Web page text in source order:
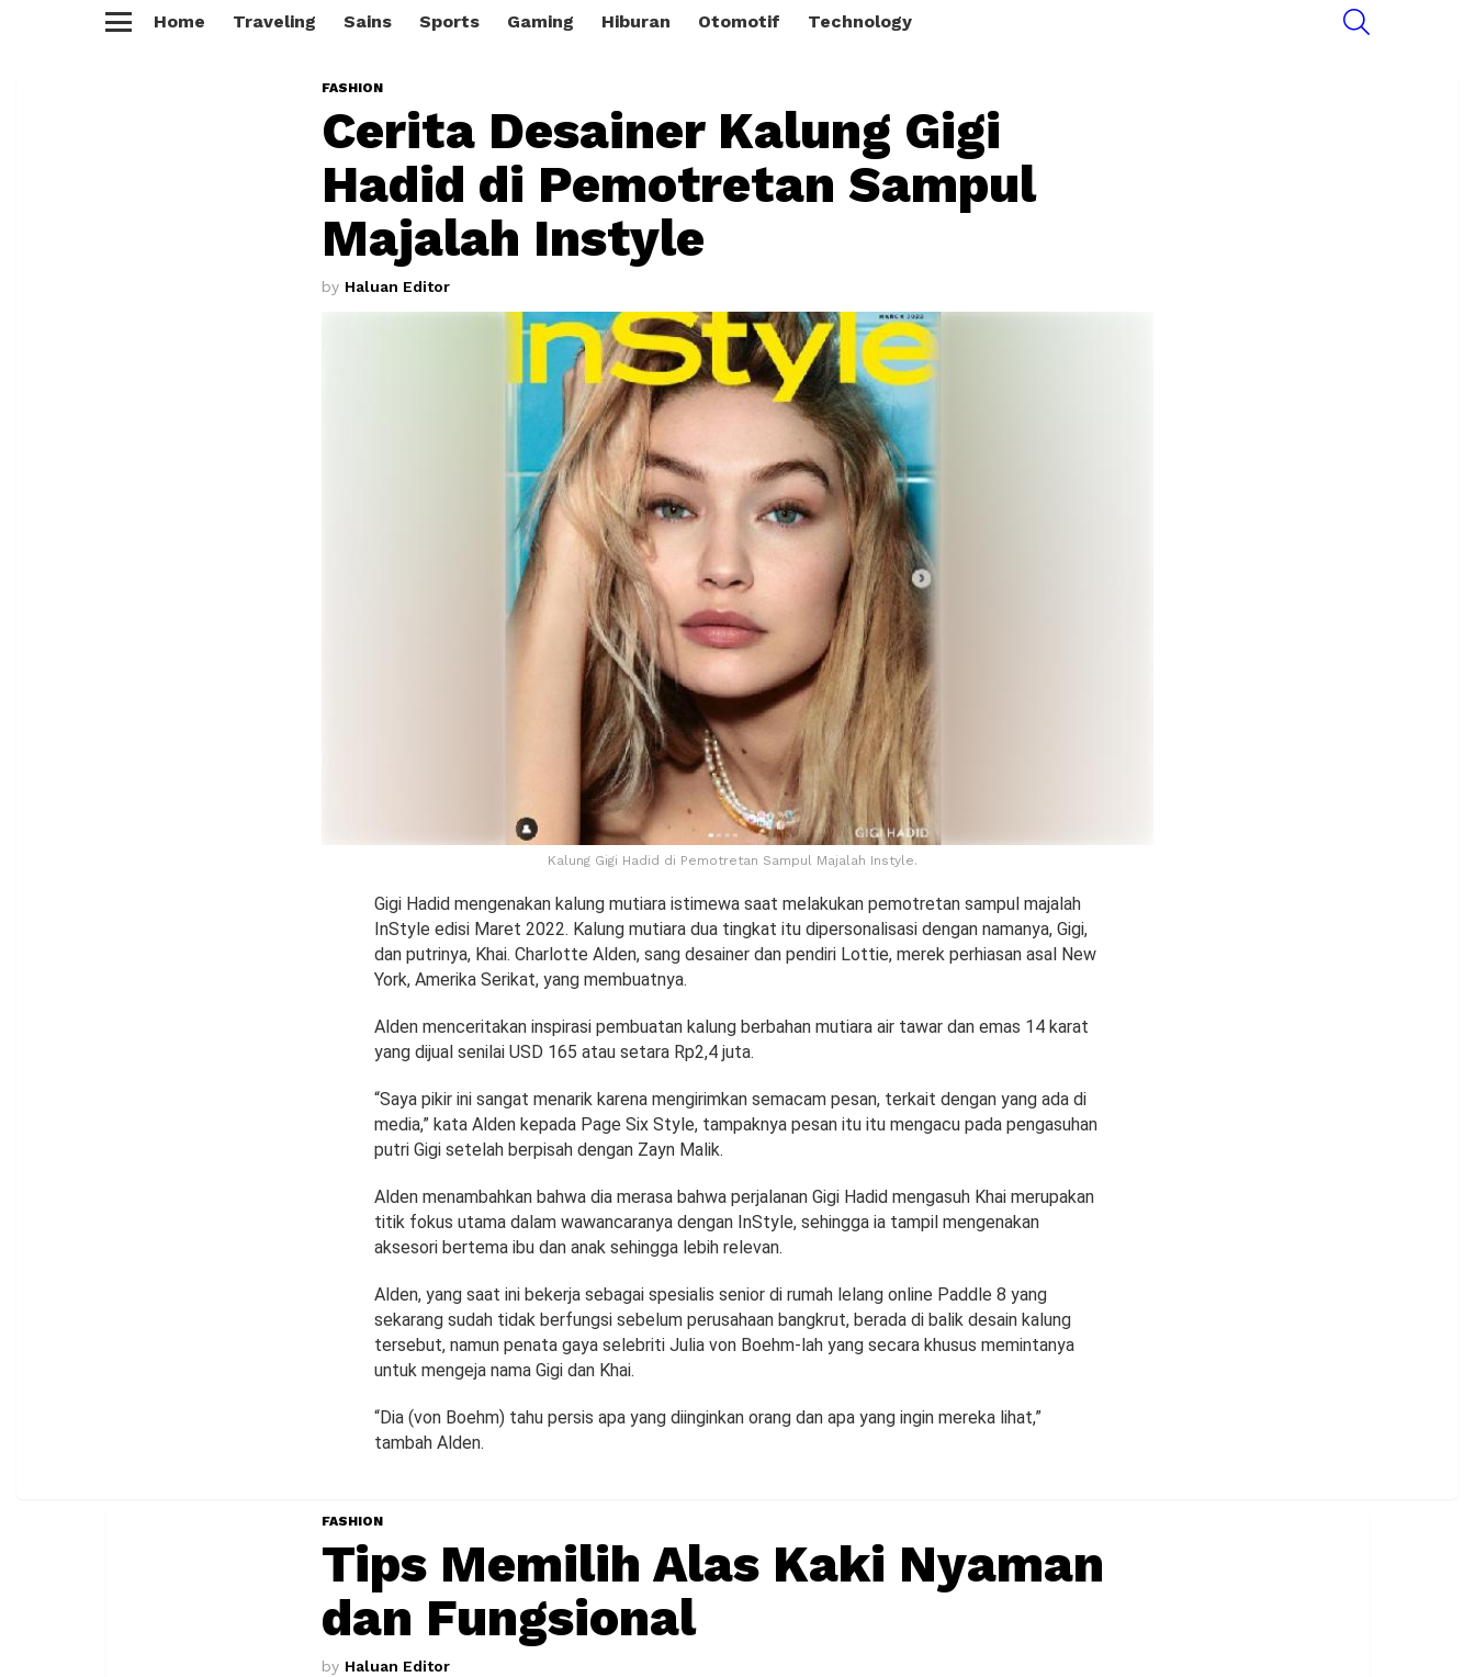
Home Traveling Sains Sports Gaming Hiburan Otomotif Technology
FASHION
Cerita Desainer Kalung Gigi
Hadid di Pemotretan Sampul
Majalah Instyle
by Haluan Editor
Kalung Gigi Hadid di Pemotretan Sampul Majalah Instyle.
Gigi Hadid mengenakan kalung mutiara istimewa saat melakukan pemotretan sampul majalah
InStyle edisi Maret 2022. Kalung mutiara dua tingkat itu dipersonalisasi dengan namanya, Gigi,
dan putrinya, Khai. Charlotte Alden, sang desainer dan pendiri Lottie, merek perhiasan asal New
York, Amerika Serikat, yang membuatnya.
Alden menceritakan inspirasi pembuatan kalung berbahan mutiara air tawar dan emas 14 karat
yang dijual senilai USD 165 atau setara Rp2,4 juta.
“Saya pikir ini sangat menarik karena mengirimkan semacam pesan, terkait dengan yang ada di
media,” kata Alden kepada Page Six Style, tampaknya pesan itu itu mengacu pada pengasuhan
putri Gigi setelah berpisah dengan Zayn Malik.
Alden menambahkan bahwa dia merasa bahwa perjalanan Gigi Hadid mengasuh Khai merupakan
titik fokus utama dalam wawancaranya dengan InStyle, sehingga ia tampil mengenakan
aksesori bertema ibu dan anak sehingga lebih relevan.
Alden, yang saat ini bekerja sebagai spesialis senior di rumah lelang online Paddle 8 yang
sekarang sudah tidak berfungsi sebelum perusahaan bangkrut, berada di balik desain kalung
tersebut, namun penata gaya selebriti Julia von Boehm-lah yang secara khusus memintanya
untuk mengeja nama Gigi dan Khai.
“Dia (von Boehm) tahu persis apa yang diinginkan orang dan apa yang ingin mereka lihat,”
tambah Alden.
FASHION
Tips Memilih Alas Kaki Nyaman
dan Fungsional
by Haluan Editor